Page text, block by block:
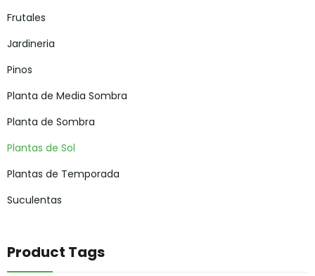
Frutales
Jardineria
Pinos
Planta de Media Sombra
Planta de Sombra
Plantas de Sol
Plantas de Temporada
Suculentas
Product Tags